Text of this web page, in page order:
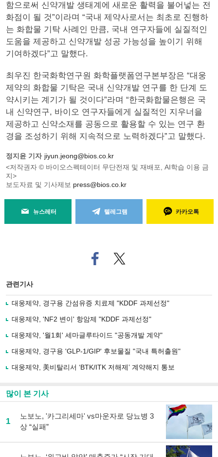
함으로써 신약개발 생태계에 새로운 활력을 불어넣는 전
화점이 될 것”이라며 “국내 제약사로서는 최초로 진행하
는 화합물 기탁 사례인 만큼, 국내 연구자들에 실질적인
도움을 제공하고 신약개발 성공 가능성을 높이기 위해
기여하겠다”고 말했다.
최우진 한국화학연구원 화학플랫폼연구본부장은 “대웅
제약의 화합물 기탁은 국내 신약개발 연구를 한 단계 도
약시키는 계기가 될 것이다”라며 “한국화합물은행은 국
내 신약연구, 바이오 연구자들에게 실질적인 지우너을
제공하고 신약소재를 공동으로 활용할 수 있는 연구 환
경을 조성하기 위해 지속적으로 노력하겠다”고 말했다.
정지윤 기자 jiyun.jeong@bios.co.kr
<저작권자 © 바이오스펙테이터 무단전재 및 재배포, AI학습 이용 금
지>
보도자료 및 기사제보 press@bios.co.kr
뉴스레터 텔레그램 카카오톡
페
이
로
사
유
기
트위
터로
관련기사
대웅제약, 경구용 간섬유증 치료제 "KDDF 과제선정"
대웅제약, 'NF2 변이' 항암제 "KDDF 과제선정"
대웅제약, '월1회' 세마글루타이드 "공동개발 계약"
대웅제약, 경구용 'GLP-1/GIP' 후보물질 "국내 특허출원"
대웅제약, 美비탈리서 ‘BTK/ITK 저해제’ 계약해지 통보
많이 본 기사
1
노보노, '카그리세마' vs마운자로 당뇨병 3
상 “실패”